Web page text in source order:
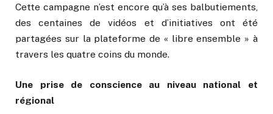
Cette campagne n’est encore qu’à ses balbutiements,
des centaines de vidéos et d’initiatives ont été
partagées sur la plateforme de « libre ensemble » à
travers les quatre coins du monde.
Une prise de conscience au niveau national et
régional